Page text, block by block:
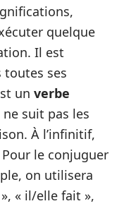
quelque
Il est
toutes ses
un verbe
suit pas les
À l’infinitif,
le conjuguer
on utilisera
« il/elle fait »,